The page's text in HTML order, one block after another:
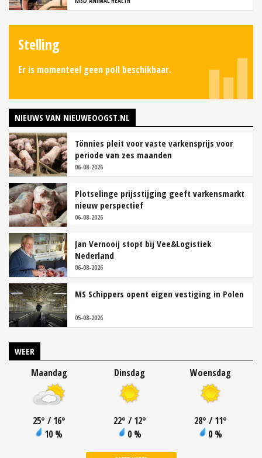
Stelling
Er is momenteel geen poll beschikbaar.
NIEUWS VAN NIEUWEOOGST.NL
Tönnies pleit voor vaste varkensprijs voor
periode van zes maanden
06-08-2026
Plotselinge prijsstijging geeft varkensmarkt
nieuw perspectief
06-08-2026
Jan Vernooij stopt bij Vee&Logistiek
Nederland
06-08-2026
MS Schippers opent eigen vestiging in Polen
05-08-2026
WEER
Maandag
25° / 16°
10 %
Dinsdag
22° / 12°
0 %
Woensdag
28° / 11°
0 %